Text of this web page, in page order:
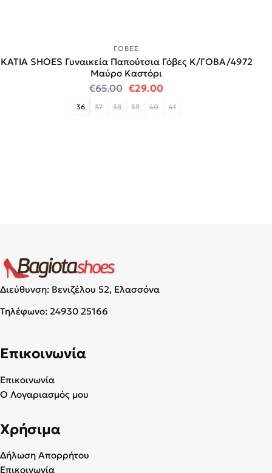
ΓΌΒΕΣ
KATIA SHOES Γυναικεία Παπούτσια Γόβες Κ/ΓΟΒΑ/4972
Μαύρο Καστόρι
€65.00 Original price was: €65.00.
€29.00Η τρέχουσα τιμή
36 37 38 39 40 41
Διεύθυνση: Βενιζέλου 52, Ελασσόνα
Τηλέφωνο: 24930 25166
Επικοινωνία
Επικοινωνία
Ο Λογαριασμός μου
Χρήσιμα
Δήλωση Απορρήτου
Επικοινωνία